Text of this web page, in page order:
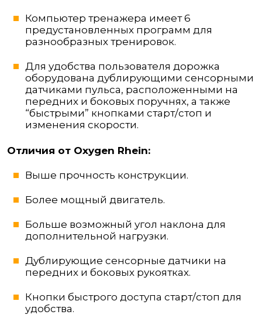
Компьютер тренажера имеет 6
предустановленных программ для
разнообразных тренировок.
Для удобства пользователя дорожка
оборудована дублирующими сенсорными
датчиками пульса, расположенными на
передних и боковых поручнях, а также
“быстрыми” кнопками старт/стоп и
изменения скорости.
Отличия от Oxygen Rhein:
Выше прочность конструкции.
Более мощный двигатель.
Больше возможный угол наклона для
дополнительной нагрузки.
Дублирующие сенсорные датчики на
передних и боковых рукоятках.
Кнопки быстрого доступа старт/стоп для
удобства.